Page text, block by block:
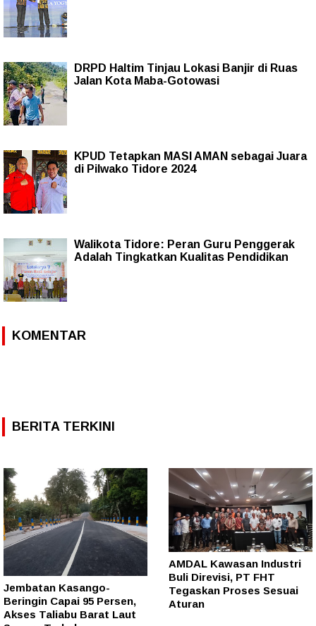
DRPD Haltim Tinjau Lokasi Banjir di Ruas
Jalan Kota Maba-Gotowasi
KPUD Tetapkan MASI AMAN sebagai Juara
di Pilwako Tidore 2024
Walikota Tidore: Peran Guru Penggerak
Adalah Tingkatkan Kualitas Pendidikan
KOMENTAR
BERITA TERKINI
Jembatan Kasango-
Beringin Capai 95 Persen,
Akses Taliabu Barat Laut
AMDAL Kawasan Industri
Buli Direvisi, PT FHT
Tegaskan Proses Sesuai
Aturan